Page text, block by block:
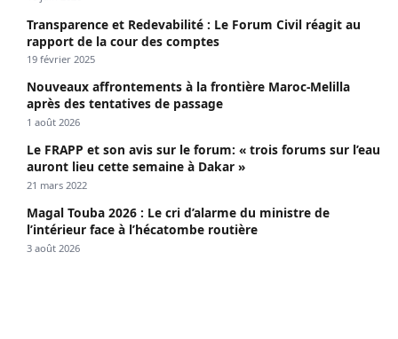
Transparence et Redevabilité : Le Forum Civil réagit au
rapport de la cour des comptes
19 février 2025
Nouveaux affrontements à la frontière Maroc-Melilla
après des tentatives de passage
1 août 2026
Le FRAPP et son avis sur le forum: « trois forums sur l’eau
auront lieu cette semaine à Dakar »
21 mars 2022
Magal Touba 2026 : Le cri d’alarme du ministre de
l’intérieur face à l’hécatombe routière
3 août 2026